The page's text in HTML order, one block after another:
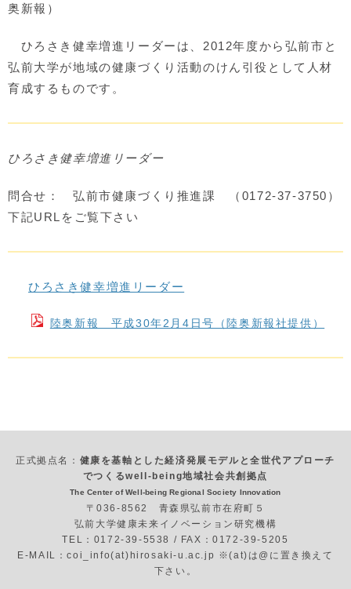
奥新報）
ひろさき健幸増進リーダーは、2012年度から弘前市と
弘前大学が地域の健康づくり活動のけん引役として人材
育成するものです。
ひろさき健幸増進リーダー
問合せ： 弘前市健康づくり推進課 （0172-37-3750）
下記URLをご覧下さい
ひろさき健幸増進リーダー
陸奥新報 平成30年2月4日号（陸奥新報社提供）
正式拠点名： 健康を基軸とした経済発展モデルと全世代アプローチ
でつくるwell-being地域社会共創拠点
The Center of Well-being Regional Society Innovation
〒036-8562 青森県弘前市在府町５
弘前大学健康未来イノベーション研究機構
TEL：0172-39-5538 / FAX：0172-39-5205
E-MAIL：coi_info(at)hirosaki-u.ac.jp ※(at)は@に置き換えて
下さい。